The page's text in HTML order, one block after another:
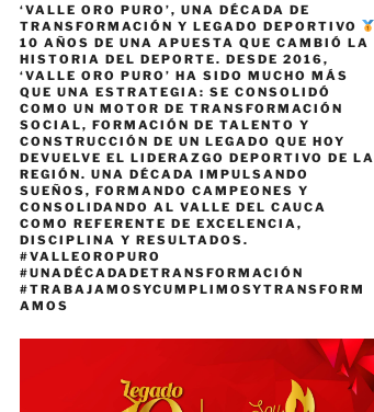
‘VALLE ORO PURO’, UNA DÉCADA DE
TRANSFORMACIÓN Y LEGADO DEPORTIVO
10 AÑOS DE UNA APUESTA QUE CAMBIÓ LA
HISTORIA DEL DEPORTE. DESDE 2016,
‘VALLE ORO PURO’ HA SIDO MUCHO MÁS
QUE UNA ESTRATEGIA: SE CONSOLIDÓ
COMO UN MOTOR DE TRANSFORMACIÓN
SOCIAL, FORMACIÓN DE TALENTO Y
CONSTRUCCIÓN DE UN LEGADO QUE HOY
DEVUELVE EL LIDERAZGO DEPORTIVO DE LA
REGIÓN. UNA DÉCADA IMPULSANDO
SUEÑOS, FORMANDO CAMPEONES Y
CONSOLIDANDO AL VALLE DEL CAUCA
COMO REFERENTE DE EXCELENCIA,
DISCIPLINA Y RESULTADOS.
#VALLEOROPURO
#UNADÉCADADETRANSFORMACIÓN
#TRABAJAMOSYCUMPLIMOSYTRANSFORM
AMOS